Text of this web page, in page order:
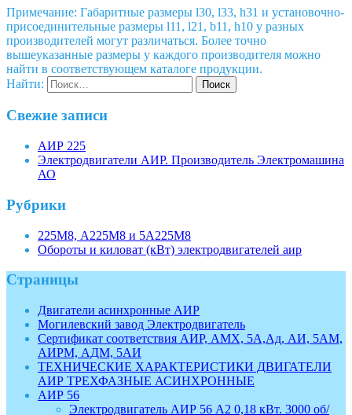
Примечание: Габаритные размеры l30, l33, h31 и установочно-
присоединительные размеры l11, l21, b11, h10 у разных
производителей могут различаться. Более точно
вышеуказанные размеры у каждого производителя можно
найти в соответствующем каталоге продукции.
Найти:
Свежие записи
АИР 225
Электродвигатели АИР. Производитель Электромашина
АО
Рубрики
225М8, А225М8 и 5А225М8
Обороты и киловат (кВт) электродвигателей аир
Страницы
Двигатели асинхронные АИР
Могилевский завод Электродвигатель
Сертификат соответствия АИР, АМХ, 5А,Ад, АИ, 5АМ,
АИРМ, АДМ, 5АИ
ТЕХНИЧЕСКИЕ ХАРАКТЕРИСТИКИ ДВИГАТЕЛИ
АИР ТРЕХФАЗНЫЕ АСИНХРОННЫЕ
АИР 56
Электродвигатель АИР 56 А2 0,18 кВт. 3000 об/